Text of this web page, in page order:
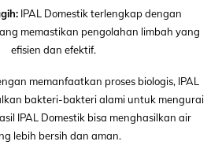
IPAL Domestik terlengkap dengan
memastikan pengolahan limbah yang
efisien dan efektif.
memanfaatkan proses biologis, IPAL
bakteri-bakteri alami untuk mengurai
IPAL Domestik bisa menghasilkan air
lebih bersih dan aman.